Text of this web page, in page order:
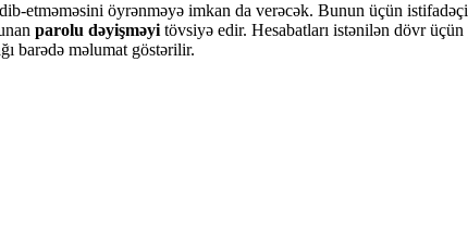
etməməsini öyrənməyə imkan da verəcək. Bunun üçün
parolu dəyişməyi tövsiyə edir. Hesabatları istənilən dövr
barədə məlumat göstərilir.